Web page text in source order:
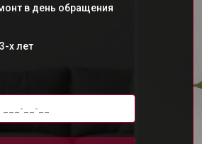
в день обращения
х лет